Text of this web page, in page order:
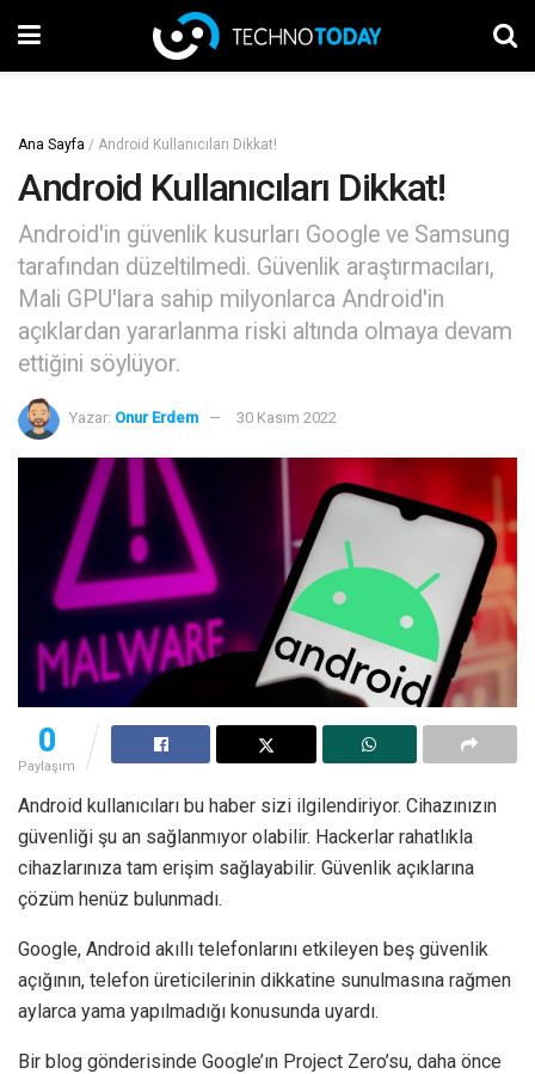
Ana Sayfa / Android Kullanıcıları Dikkat!
Android Kullanıcıları Dikkat!
Android'in güvenlik kusurları Google ve Samsung
tarafından düzeltilmedi. Güvenlik araştırmacıları,
Mali GPU'lara sahip milyonlarca Android'in
açıklardan yararlanma riski altında olmaya devam
ettiğini söylüyor.
Yazar: Onur Erdem 30 Kasım 2022
0
Paylaşım
Android kullanıcıları bu haber sizi ilgilendiriyor. Cihazınızın
güvenliği şu an sağlanmıyor olabilir. Hackerlar rahatlıkla
cihazlarınıza tam erişim sağlayabilir. Güvenlik açıklarına
çözüm henüz bulunmadı.
Google, Android akıllı telefonlarını etkileyen beş güvenlik
açığının, telefon üreticilerinin dikkatine sunulmasına rağmen
aylarca yama yapılmadığı konusunda uyardı.
Bir blog gönderisinde Google’ın Project Zero’su, daha önce